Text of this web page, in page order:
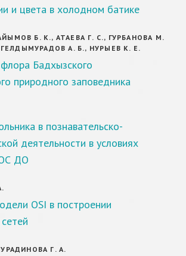
и цвета в холодном батике
Б. К., АТАЕВА Г. С., ГУРБАНОВА М.
А. Б., НУРЫЕВ К. Е.
Бадхызского
природного заповедника
в познавательско-
деятельности в условиях
ДО
OSI в построении
Г. А.